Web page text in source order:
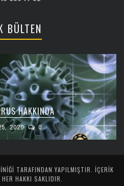
BÜLTEN
HAKKINDA
2020 0
TARAFINDAN YAPILMIŞTIR. İÇERIK
HAKKI SAKLIDIR.